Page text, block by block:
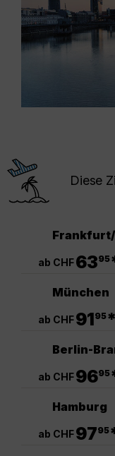
Diese
ab CHF6395
München
ab CHF9195*
Berlin-
ab CHF9695
Hamburg
ab CHF9795